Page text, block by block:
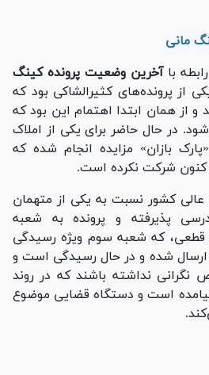
مانی
باآخرین وضعیت پرونده کینگ
از پرونده‌های کثیرالشاکی بود که
از همان ابتدا اهتمام این بود که
در حال حاضر برای یکی از املاک
بازان» مزایده انجام شده که
کنون شرکت نکرده است.
عالی کشور نسبت به یکی از متهمان
پذیرفته و پرونده به شعبه
که شعبه سوم ویژه رسیدگی
شده و در حال رسیدگی است و
نگرانی نداشته باشند که در روند
است و دستگاه قضایی موضوع